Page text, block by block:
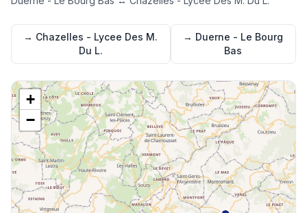
→ Chazelles - Lycee Des M.
Du L.
→ Duerne - Le Bourg
Bas
+
−